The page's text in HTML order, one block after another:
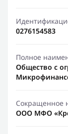
0276154583
Полное
Общество с
Сокращенное
ООО МФО